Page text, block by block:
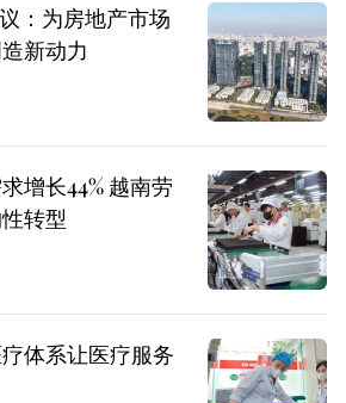
：为房地产市场
新动力
增长44% 越南劳
转型
体系让医疗服务